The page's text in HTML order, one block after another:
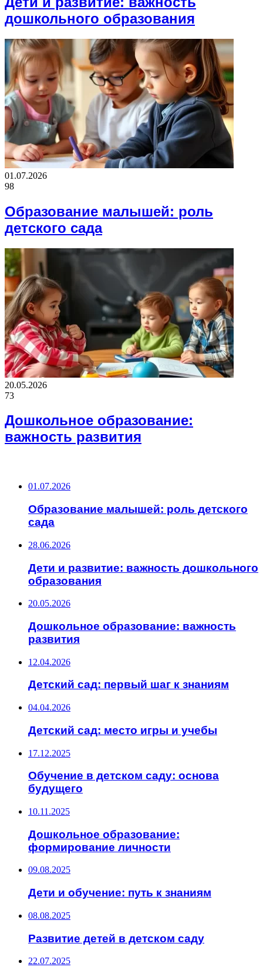
дошкольного образования
01.07.2026
98
Образование малышей: роль
детского сада
20.05.2026
73
Дошкольное образование:
важность развития
01.07.2026
Образование малышей: роль детского
сада
28.06.2026
Дети и развитие: важность дошкольного
образования
20.05.2026
Дошкольное образование: важность
развития
12.04.2026
Детский сад: первый шаг к знаниям
04.04.2026
Детский сад: место игры и учебы
17.12.2025
Обучение в детском саду: основа
будущего
10.11.2025
Дошкольное образование:
формирование личности
09.08.2025
Дети и обучение: путь к знаниям
08.08.2025
Развитие детей в детском саду
22.07.2025